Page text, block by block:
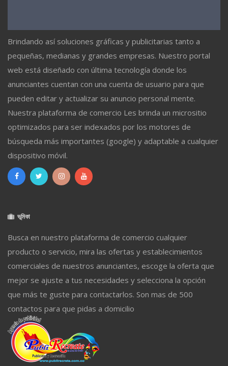
Brindando así soluciones gráficas y publicitarias tanto a
pequeñas, medianas y grandes empresas. Nuestro portal
web está diseñado con última tecnología donde los
anunciantes cuentan con una cuenta de usuario para que
pueden editar y actualizar su anuncio personal mente.
Nuestra plataforma de comercio Les brinda un micrositio
optimizados para ser indexados por los motores de
búsqueda más importantes (google) y adaptable a cualquier
dispositivo móvil.
ভূমিকা
Busca en nuestro plataforma de comercio cualquier
producto o servicio, mira las ofertas y establecimientos
comerciales de nuestros anunciantes, escoge la oferta que
mejor se ajuste a tus necesidades y selecciona la opción
que más te guste para contactarlos. Son mas de 500
contactos para que pidas a domicilio